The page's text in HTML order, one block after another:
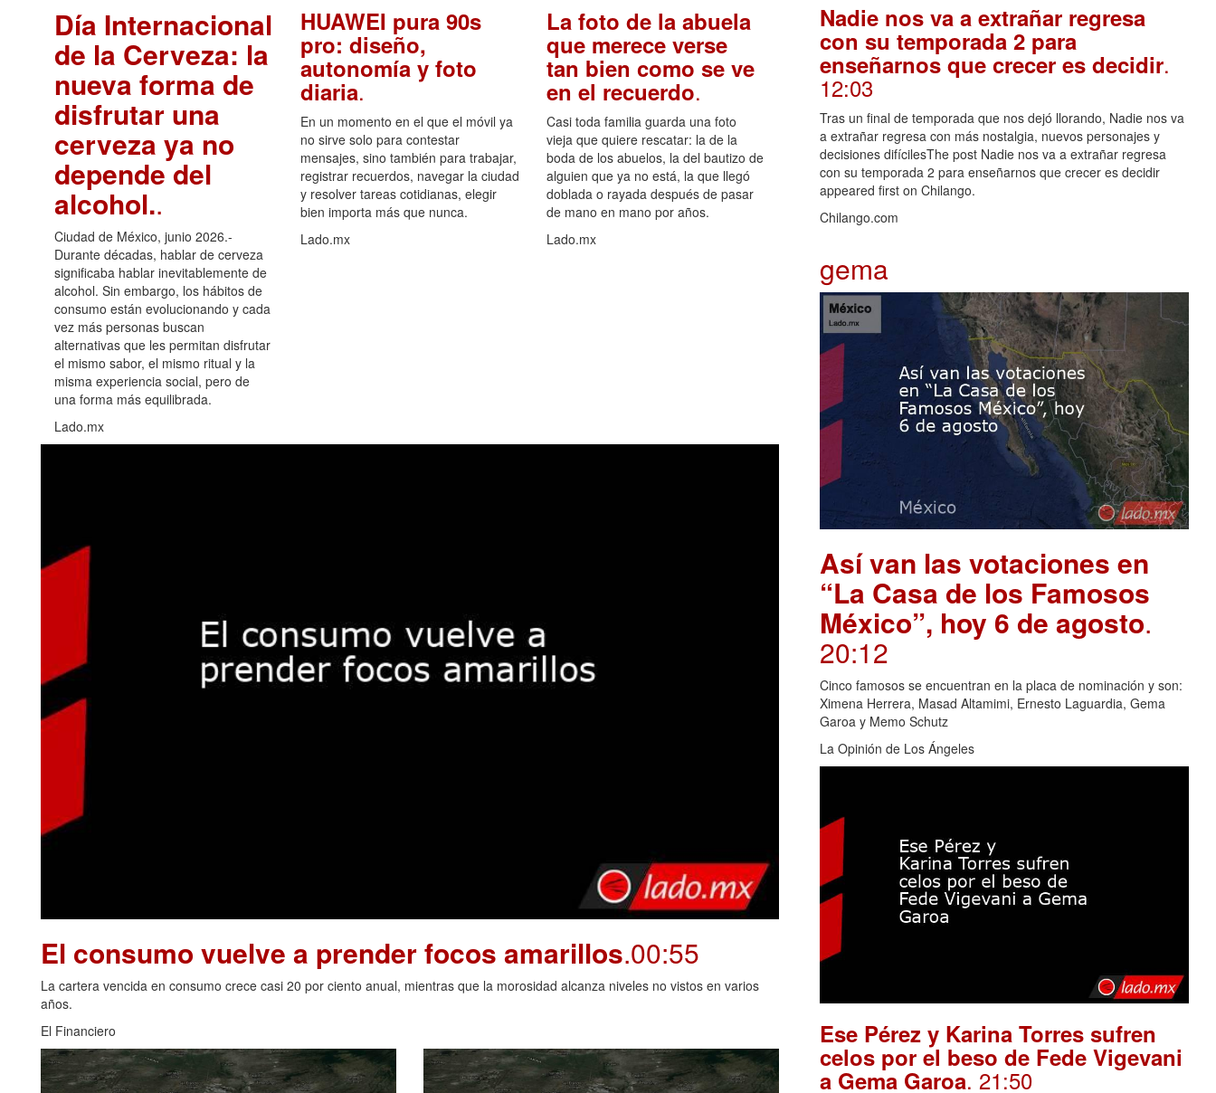
Día Internacional
de la Cerveza: la
nueva forma de
disfrutar una
cerveza ya no
depende del
alcohol..
Ciudad de México, junio 2026.-
Durante décadas, hablar de cerveza
significaba hablar inevitablemente de
alcohol. Sin embargo, los hábitos de
consumo están evolucionando y cada
vez más personas buscan
alternativas que les permitan disfrutar
el mismo sabor, el mismo ritual y la
misma experiencia social, pero de
una forma más equilibrada.
Lado.mx
HUAWEI pura 90s
pro: diseño,
autonomía y foto
diaria.
En un momento en el que el móvil ya
no sirve solo para contestar
mensajes, sino también para trabajar,
registrar recuerdos, navegar la ciudad
y resolver tareas cotidianas, elegir
bien importa más que nunca.
Lado.mx
La foto de la abuela
que merece verse
tan bien como se ve
en el recuerdo.
Casi toda familia guarda una foto
vieja que quiere rescatar: la de la
boda de los abuelos, la del bautizo de
alguien que ya no está, la que llegó
doblada o rayada después de pasar
de mano en mano por años.
Lado.mx
El consumo vuelve a prender focos amarillos.00:55
La cartera vencida en consumo crece casi 20 por ciento anual, mientras que la morosidad alcanza niveles no vistos en varios
años.
El Financiero
Nadie nos va a extrañar regresa
con su temporada 2 para
enseñarnos que crecer es decidir.
12:03
Tras un final de temporada que nos dejó llorando, Nadie nos va
a extrañar regresa con más nostalgia, nuevos personajes y
decisiones difícilesThe post Nadie nos va a extrañar regresa
con su temporada 2 para enseñarnos que crecer es decidir
appeared first on Chilango.
Chilango.com
gema
Así van las votaciones en
“La Casa de los Famosos
México”, hoy 6 de agosto.
20:12
Cinco famosos se encuentran en la placa de nominación y son:
Ximena Herrera, Masad Altamimi, Ernesto Laguardia, Gema
Garoa y Memo Schutz
La Opinión de Los Ángeles
Ese Pérez y Karina Torres sufren
celos por el beso de Fede Vigevani
a Gema Garoa. 21:50